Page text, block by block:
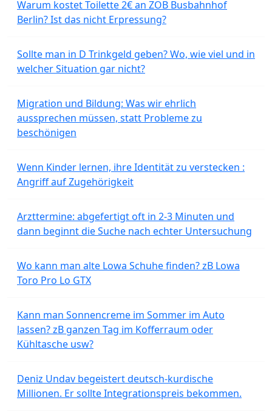
Warum kostet Toilette 2€ an ZOB Busbahnhof
Berlin? Ist das nicht Erpressung?
Sollte man in D Trinkgeld geben? Wo, wie viel und in
welcher Situation gar nicht?
Migration und Bildung: Was wir ehrlich
aussprechen müssen, statt Probleme zu
beschönigen
Wenn Kinder lernen, ihre Identität zu verstecken :
Angriff auf Zugehörigkeit
Arzttermine: abgefertigt oft in 2-3 Minuten und
dann beginnt die Suche nach echter Untersuchung
Wo kann man alte Lowa Schuhe finden? zB Lowa
Toro Pro Lo GTX
Kann man Sonnencreme im Sommer im Auto
lassen? zB ganzen Tag im Kofferraum oder
Kühltasche usw?
Deniz Undav begeistert deutsch-kurdische
Millionen. Er sollte Integrationspreis bekommen.